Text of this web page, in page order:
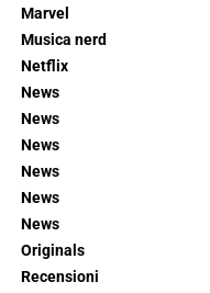
Marvel
Musica nerd
Netflix
News
News
News
News
News
News
Originals
Recensioni